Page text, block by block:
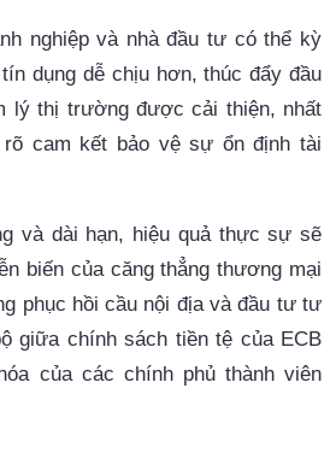
nghiệp và nhà đầu tư có thể kỳ
dụng dễ chịu hơn, thúc đẩy đầu
lý thị trường được cải thiện, nhất
cam kết bảo vệ sự ổn định tài
và dài hạn, hiệu quả thực sự sẽ
biến của căng thẳng thương mại
phục hồi cầu nội địa và đầu tư tư
giữa chính sách tiền tệ của ECB
của các chính phủ thành viên